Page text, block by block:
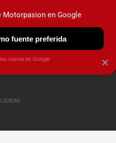
NUEVO
OBSERVATORIO ×
Motorpasion en Google
fuente preferida
cuenta de Google